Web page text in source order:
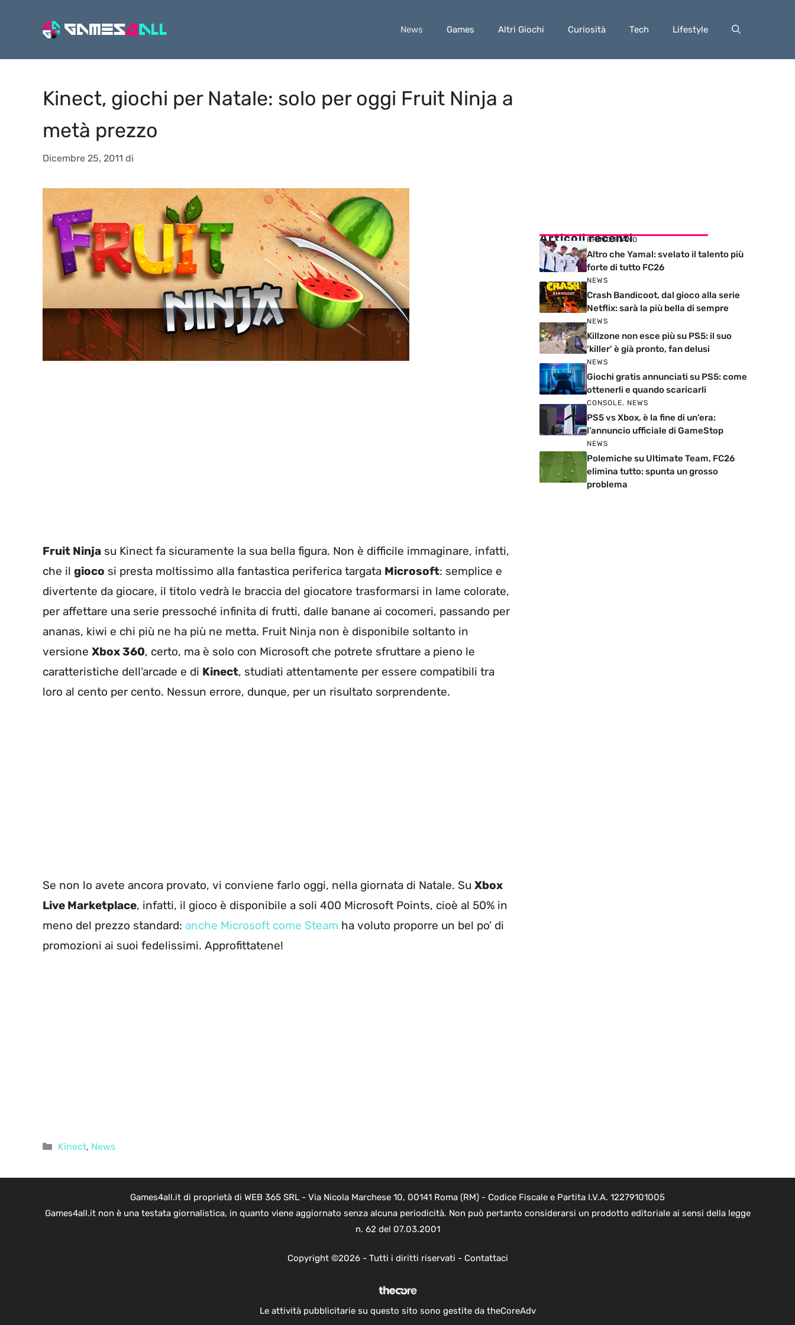
News Games Altri Giochi Curiosità Tech Lifestyle
Kinect, giochi per Natale: solo per oggi Fruit Ninja a
metà prezzo
Dicembre 25, 2011 di
Fruit Ninja su Kinect fa sicuramente la sua bella figura. Non è difficile immaginare, infatti,
che il gioco si presta moltissimo alla fantastica periferica targata Microsoft: semplice e
divertente da giocare, il titolo vedrà le braccia del giocatore trasformarsi in lame colorate,
per affettare una serie pressoché infinita di frutti, dalle banane ai cocomeri, passando per
ananas, kiwi e chi più ne ha più ne metta. Fruit Ninja non è disponibile soltanto in
versione Xbox 360, certo, ma è solo con Microsoft che potrete sfruttare a pieno le
caratteristiche dell’arcade e di Kinect, studiati attentamente per essere compatibili tra
loro al cento per cento. Nessun errore, dunque, per un risultato sorprendente.
Se non lo avete ancora provato, vi conviene farlo oggi, nella giornata di Natale. Su Xbox
Live Marketplace, infatti, il gioco è disponibile a soli 400 Microsoft Points, cioè al 50% in
meno del prezzo standard: anche Microsoft come Steam ha voluto proporre un bel po’ di
promozioni ai suoi fedelissimi. Approfittatene!
Categorie
Kinect, News
Articoli recenti
PRIMO PIANO
Altro che Yamal: svelato il talento più
forte di tutto FC26
NEWS
Crash Bandicoot, dal gioco alla serie
Netflix: sarà la più bella di sempre
NEWS
Killzone non esce più su PS5: il suo
‘killer’ è già pronto, fan delusi
NEWS
Giochi gratis annunciati su PS5: come
ottenerli e quando scaricarli
CONSOLE, NEWS
PS5 vs Xbox, è la fine di un’era:
l’annuncio ufficiale di GameStop
NEWS
Polemiche su Ultimate Team, FC26
elimina tutto: spunta un grosso
problema
Games4all.it di proprietà di WEB 365 SRL - Via Nicola Marchese 10, 00141 Roma (RM) - Codice Fiscale e Partita I.V.A. 12279101005
Games4all.it non è una testata giornalistica, in quanto viene aggiornato senza alcuna periodicità. Non può pertanto considerarsi un prodotto editoriale ai sensi della legge
n. 62 del 07.03.2001
Copyright ©2026 - Tutti i diritti riservati - Contattaci
Le attività pubblicitarie su questo sito sono gestite da theCoreAdv